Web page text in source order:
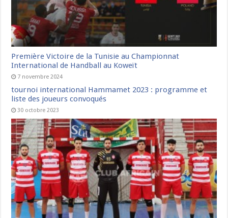
Première Victoire de la Tunisie au Championnat
International de Handball au Koweït
7 novembre 2024
tournoi international Hammamet 2023 : programme et
liste des joueurs convoqués
30 octobre 2023